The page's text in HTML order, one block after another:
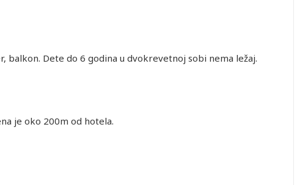
balkon. Dete do 6 godina u dvokrevetnoj sobi nema ležaj.
je oko 200m od hotela.